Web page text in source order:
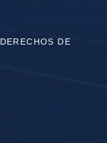
DE